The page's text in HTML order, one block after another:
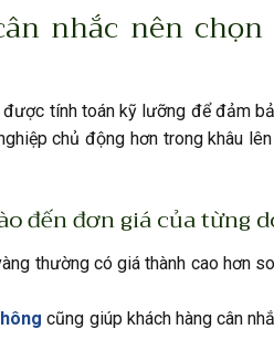
nhắc nên
được tính toán kỹ lưỡng để đảm
chủ động hơn trong khâu
đến đơn giá của từng
thường có giá thành cao hơn
cũng giúp khách hàng cân